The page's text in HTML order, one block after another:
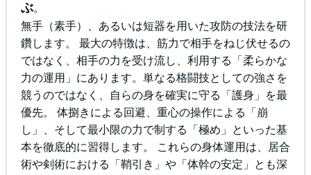
ぶ。
無手（素手）、あるいは短器を用いた攻防の技法を研
鑽します。 最大の特徴は、筋力で相手をねじ伏せるの
ではなく、相手の力を受け流し、利用する「柔らかな
力の運用」にあります。単なる格闘技としての強さを
競うのではなく、自らの身を確実に守る「護身」を最
優先。 体捌きによる回避、重心の操作による「崩
し」、そして最小限の力で制する「極め」といった基
本を徹底的に習得します。 これらの身体運用は、居合
術や剣術における「鞘引き」や「体幹の安定」とも深